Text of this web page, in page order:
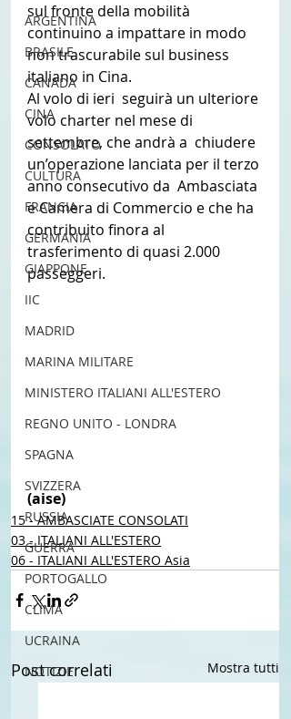
ARGENTINA
BRASILE
CANADA
CINA
CONSOLATO
CULTURA
FRANCIA
GERMANIA
GIAPPONE
IIC
MADRID
MARINA MILITARE
MINISTERO ITALIANI ALL'ESTERO
REGNO UNITO - LONDRA
SPAGNA
SVIZZERA
RUSSIA
GUERRA
PORTOGALLO
CLIMA
UCRAINA
NOTIZIE
sul fronte della mobilità
continuino a impattare in modo
non trascurabile sul business
italiano in Cina.
Al volo di ieri  seguirà un ulteriore
volo charter nel mese di
settembre, che andrà a  chiudere
un’operazione lanciata per il terzo
anno consecutivo da  Ambasciata
e Camera di Commercio e che ha
contribuito finora al
trasferimento di quasi 2.000
passeggeri.
(aise)
15 - AMBASCIATE CONSOLATI
03 - ITALIANI ALL'ESTERO
06 - ITALIANI ALL'ESTERO Asia
Post correlati Mostra tutti